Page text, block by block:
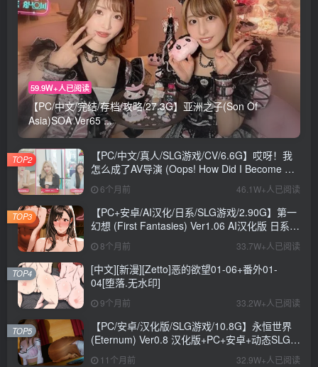
59.9W+人已阅读
【PC/中文/完结/存档/攻略/27.3G】亚洲之子(Son Of
Asia)SOA Ver65 ...
【PC/中文/真人/SLG游戏/CV/6.6G】哎呀！我
怎么成了AV导演 (Oops! How Did I Become An
AV Director?) Ver0.1.1 中文版+真人SLG游戏
+CV+6.6G
6个月前 46.1W+人已阅读
TOP2
【PC+安卓/AI汉化/日系/SLG游戏/2.90G】第一
幻想 (First Fantasies) Ver1.06 AI汉化版 日系
SLG游戏+2.90G
8个月前 33.7W+人已阅读
TOP3
[中文][新漫][Zetto]恶的欲望01-06+番外01-
04[堕落.无水印]
9个月前 33.2W+人已阅读
TOP4
【PC/安卓/汉化版/SLG游戏/10.8G】永恒世界
(Eternum) Ver0.8 汉化版+PC+安卓+动态SLG游
戏+10.8G
11个月前 32.9W+人已阅读
TOP5